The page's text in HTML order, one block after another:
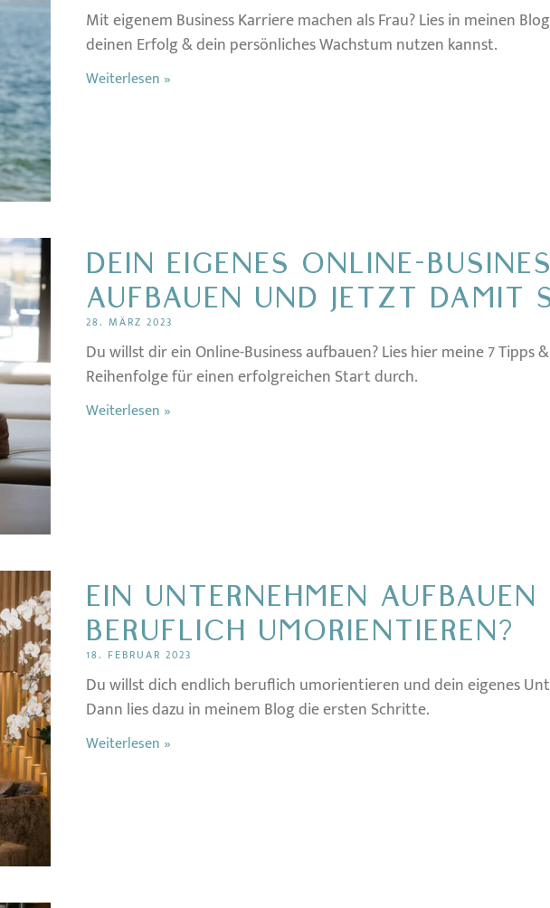
Mit eigenem Business Karriere machen als Frau? Lies in meinen
deinen Erfolg & dein persönliches Wachstum nutzen kannst.
Weiterlesen »
DEIN EIGENES ONLINE-
AUFBAUEN UND JETZT DAMIT
28. MÄRZ 2023
Du willst dir ein Online-Business aufbauen? Lies hier meine 7 Tipps
Reihenfolge für einen erfolgreichen Start durch.
Weiterlesen »
EIN UNTERNEHMEN AUFBAUEN
BERUFLICH UMORIENTIEREN?
18. FEBRUAR 2023
Du willst dich endlich beruflich umorientieren und dein eigenes
Dann lies dazu in meinem Blog die ersten Schritte.
Weiterlesen »